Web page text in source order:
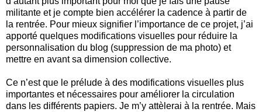
militante et je compte bien accélérer la cadence à partir de
la rentrée. Pour mieux signifier l’importance de ce projet, j’ai
apporté quelques modifications visuelles pour réduire la
personnalisation du blog (suppression de ma photo) et
mettre en avant sa dimension collective.
Ce n’est que le prélude à des modifications visuelles plus
importantes et nécessaires pour améliorer la circulation
dans les différents papiers. Je m’y attèlerai à la rentrée. Mais